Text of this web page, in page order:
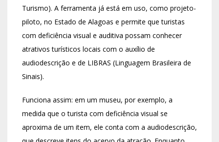
Turismo). A ferramenta já está em uso, como projeto-
piloto, no Estado de Alagoas e permite que turistas
com deficiência visual e auditiva possam conhecer
atrativos turísticos locais com o auxílio de
audiodescrição e de LIBRAS (Linguagem Brasileira de
Sinais).
Funciona assim: em um museu, por exemplo, a
medida que o turista com deficiência visual se
aproxima de um item, ele conta com a audiodescrição,